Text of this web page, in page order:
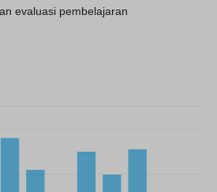
evaluasi pembelajaran